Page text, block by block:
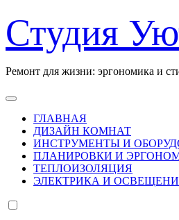
к
содержанию
Студия
Ремонт для жизни: эргономика и
ГЛАВНАЯ
ДИЗАЙН КОМНАТ
ИНСТРУМЕНТЫ И
ПЛАНИРОВКИ И
ТЕПЛОИЗОЛЯЦИЯ
ЭЛЕКТРИКА И